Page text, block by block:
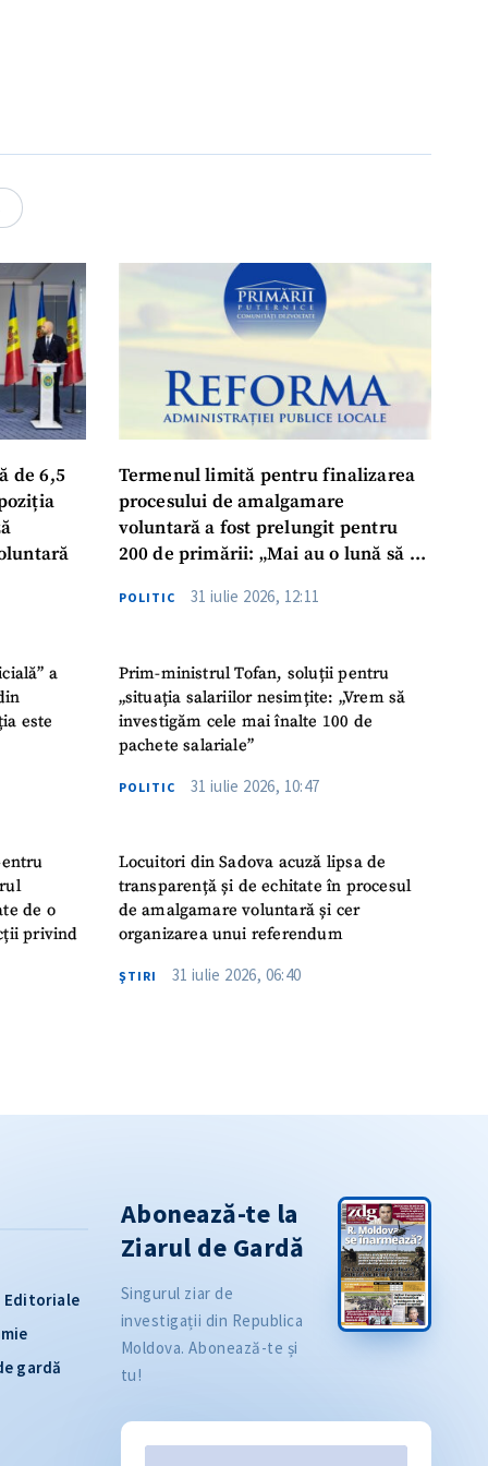
de 6,5
a
este
de o
privind
Termenul limită pentru finalizarea
procesului de amalgamare
voluntară a fost prelungit pentru
200 de primării: „Mai au o lună să se
POLITIC 31 iulie 2026, 12:11
Prim-ministrul Tofan, soluții pentru
„situația salariilor nesimțite: „Vrem să
investigăm cele mai înalte 100 de
pachete salariale”
POLITIC 31 iulie 2026, 10:47
Locuitori din Sadova acuză lipsa de
transparență și de echitate în procesul
de amalgamare voluntară și cer
organizarea unui referendum
ŞTIRI 31 iulie 2026, 06:40
Editoriale
gardă
Abonează-te la
Ziarul de Gardă
Singurul ziar de
investigații din Republica
Moldova. Abonează-te și
tu!